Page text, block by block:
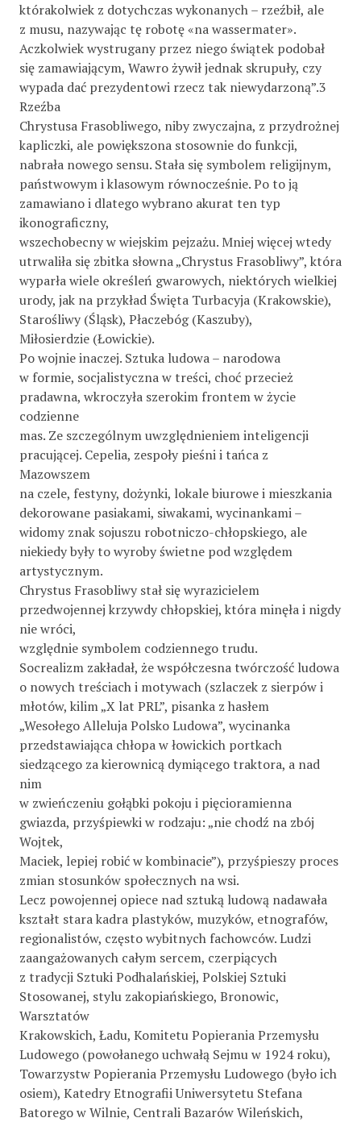
którakolwiek z dotychczas wykonanych – rzeźbił, ale
z musu, nazywając tę robotę «na wassermater».
Aczkolwiek wystrugany przez niego świątek podobał
się zamawiającym, Wawro żywił jednak skrupuły, czy
wypada dać prezydentowi rzecz tak niewydarzoną”.3
Rzeźba
Chrystusa Frasobliwego, niby zwyczajna, z przydrożnej
kapliczki, ale powiększona stosownie do funkcji,
nabrała nowego sensu. Stała się symbolem religijnym,
państwowym i klasowym równocześnie. Po to ją
zamawiano i dlatego wybrano akurat ten typ
ikonograficzny,
wszechobecny w wiejskim pejzażu. Mniej więcej wtedy
utrwaliła się zbitka słowna „Chrystus Frasobliwy”, która
wyparła wiele określeń gwarowych, niektórych wielkiej
urody, jak na przykład Święta Turbacyja (Krakowskie),
Starośliwy (Śląsk), Płaczebóg (Kaszuby),
Miłosierdzie (Łowickie).
Po wojnie inaczej. Sztuka ludowa – narodowa
w formie, socjalistyczna w treści, choć przecież
pradawna, wkroczyła szerokim frontem w życie
codzienne
mas. Ze szczególnym uwzględnieniem inteligencji
pracującej. Cepelia, zespoły pieśni i tańca z
Mazowszem
na czele, festyny, dożynki, lokale biurowe i mieszkania
dekorowane pasiakami, siwakami, wycinankami –
widomy znak sojuszu robotniczo-chłopskiego, ale
niekiedy były to wyroby świetne pod względem
artystycznym.
Chrystus Frasobliwy stał się wyrazicielem
przedwojennej krzywdy chłopskiej, która minęła i nigdy
nie wróci,
względnie symbolem codziennego trudu.
Socrealizm zakładał, że współczesna twórczość ludowa
o nowych treściach i motywach (szlaczek z sierpów i
młotów, kilim „X lat PRL”, pisanka z hasłem
„Wesołego Alleluja Polsko Ludowa”, wycinanka
przedstawiająca chłopa w łowickich portkach
siedzącego za kierownicą dymiącego traktora, a nad
nim
w zwieńczeniu gołąbki pokoju i pięcioramienna
gwiazda, przyśpiewki w rodzaju: „nie chodź na zbój
Wojtek,
Maciek, lepiej robić w kombinacie”), przyśpieszy proces
zmian stosunków społecznych na wsi.
Lecz powojennej opiece nad sztuką ludową nadawała
kształt stara kadra plastyków, muzyków, etnografów,
regionalistów, często wybitnych fachowców. Ludzi
zaangażowanych całym sercem, czerpiących
z tradycji Sztuki Podhalańskiej, Polskiej Sztuki
Stosowanej, stylu zakopiańskiego, Bronowic,
Warsztatów
Krakowskich, Ładu, Komitetu Popierania Przemysłu
Ludowego (powołanego uchwałą Sejmu w 1924 roku),
Towarzystw Popierania Przemysłu Ludowego (było ich
osiem), Katedry Etnografii Uniwersytetu Stefana
Batorego w Wilnie, Centrali Bazarów Wileńskich,